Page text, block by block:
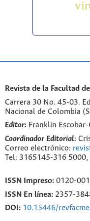
Revista de la Facultad
Carrera 30 No. 45-03.
Nacional de Colombia
Editor: Franklin
Coordinador Editorial:
Correo electrónico:
Tel: 3165145-316 5000,
ISSN Impreso: 0120-
ISSN En línea: 2357-
DOI: 10.15446/